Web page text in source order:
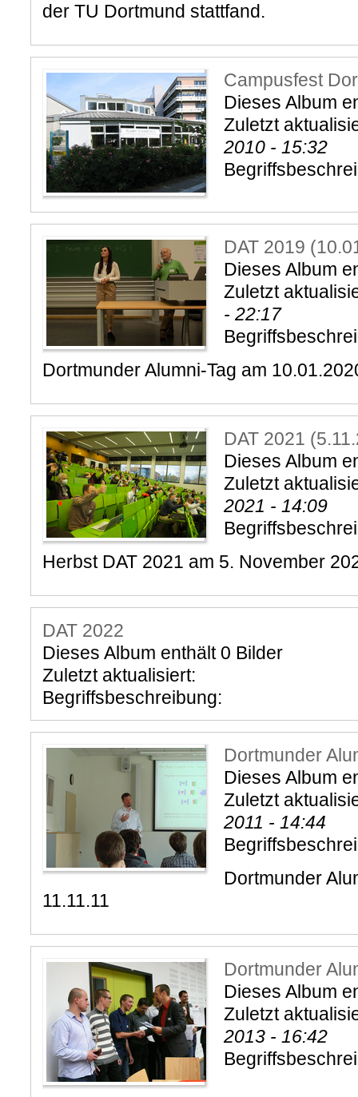
der TU Dortmund stattfand.
Campusfest
Dieses Album
Zuletzt
2010 - 15:32
DAT 2019
Dieses Album
Zuletzt
- 22:17
Dortmunder Alumni-Tag am
DAT 2021
Dieses Album
Zuletzt
2021 - 14:09
Herbst DAT 2021 am 5. November
DAT 2022
Dieses Album enthält 0 Bilder
Zuletzt aktualisiert:
Begriffsbeschreibung:
Dortmunder
Dieses Album
Zuletzt
2011 - 14:44
Dortmunder
11.11.11
Dortmunder
Dieses Album
Zuletzt
2013 - 16:42